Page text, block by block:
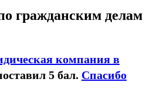
гражданским делам
компания в
5 бал. Спасибо